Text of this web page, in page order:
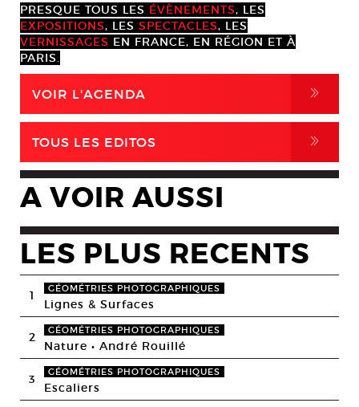
PRESQUE TOUS LES ÉVÈNEMENTS, LES
EXPOSITIONS, LES SPECTACLES, LES
VERNISSAGES EN FRANCE, EN RÉGION ET À
PARIS.
VOIR L'AGENDA ,
TOUS LES EDITOS ,
A VOIR AUSSI
LES PLUS RECENTS
1 GÉOMÉTRIES PHOTOGRAPHIQUES
Lignes & Surfaces
2 GÉOMÉTRIES PHOTOGRAPHIQUES
Nature • André Rouillé
3 GÉOMÉTRIES PHOTOGRAPHIQUES
Escaliers